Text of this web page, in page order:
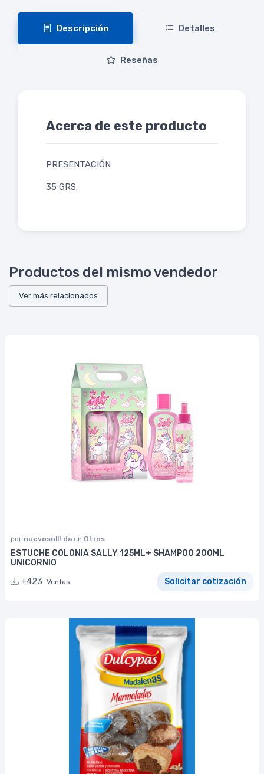
Descripción Detalles
Reseñas
Acerca de este producto
PRESENTACIÓN
35 GRS.
Productos del mismo vendedor
Ver más relacionados
por nuevosolltda en Otros
ESTUCHE COLONIA SALLY 125ML+ SHAMPOO 200ML
UNICORNIO
+423 Ventas Solicitar cotización